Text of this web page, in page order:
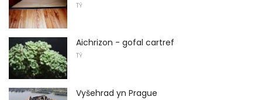
TŶ
Aichrizon - gofal cartref
TŶ
Vyšehrad yn Prague